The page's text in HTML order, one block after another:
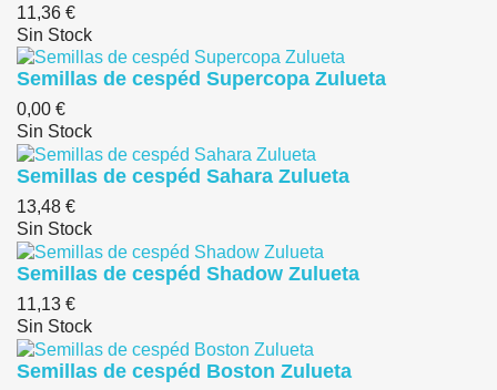
11,36 €
Sin Stock
Semillas de cespéd Supercopa Zulueta
0,00 €
Sin Stock
Semillas de cespéd Sahara Zulueta
13,48 €
Sin Stock
Semillas de cespéd Shadow Zulueta
11,13 €
Sin Stock
Semillas de cespéd Boston Zulueta